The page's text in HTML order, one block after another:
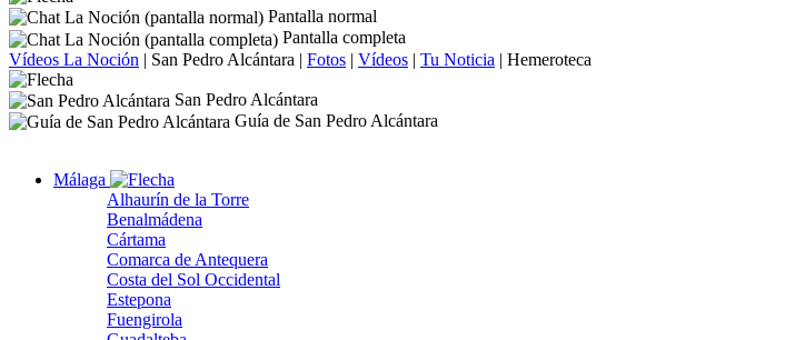
Pantalla normal
Pantalla completa
Vídeos La Noción | San Pedro Alcántara | Fotos | Vídeos | Tu Noticia | Hemeroteca
San Pedro Alcántara
Guía de San Pedro Alcántara
Málaga
Alhaurín de la Torre
Benalmádena
Cártama
Comarca de Antequera
Costa del Sol Occidental
Estepona
Fuengirola